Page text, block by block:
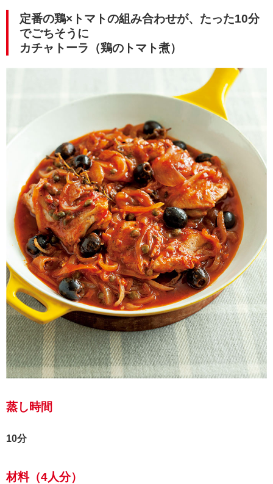
定番の鶏×トマトの組み合わせが、たった10分
でごちそうに
カチャトーラ（鶏のトマト煮）
蒸し時間
10分
材料（4人分）